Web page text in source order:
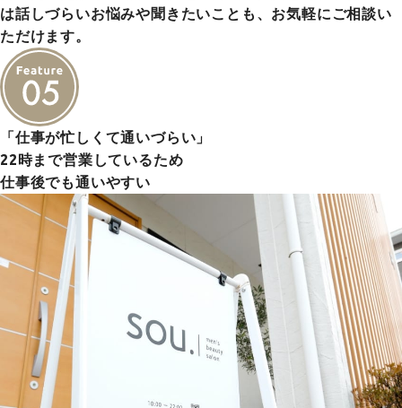
は話しづらいお悩みや聞きたいことも、お気軽にご相談い
ただけます。
「仕事が忙しくて通いづらい」
22時まで営業しているため
仕事後でも通いやすい